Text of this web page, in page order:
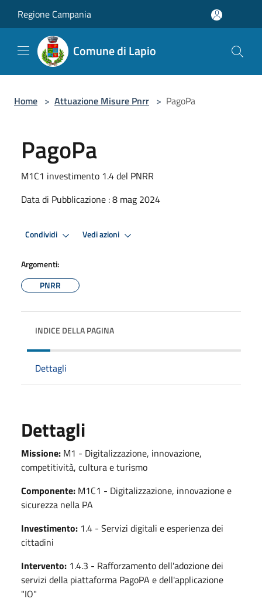
Regione Campania
Comune di Lapio
Home > Attuazione Misure Pnrr > PagoPa
PagoPa
M1C1 investimento 1.4 del PNRR
Data di Pubblicazione : 8 mag 2024
Condividi Vedi azioni
Argomenti:
PNRR
INDICE DELLA PAGINA
Dettagli
Dettagli
Missione: M1 - Digitalizzazione, innovazione,
competitività, cultura e turismo
Componente: M1C1 - Digitalizzazione, innovazione e
sicurezza nella PA
Investimento: 1.4 - Servizi digitali e esperienza dei
cittadini
Intervento: 1.4.3 - Rafforzamento dell'adozione dei
servizi della piattaforma PagoPA e dell'applicazione
"IO"